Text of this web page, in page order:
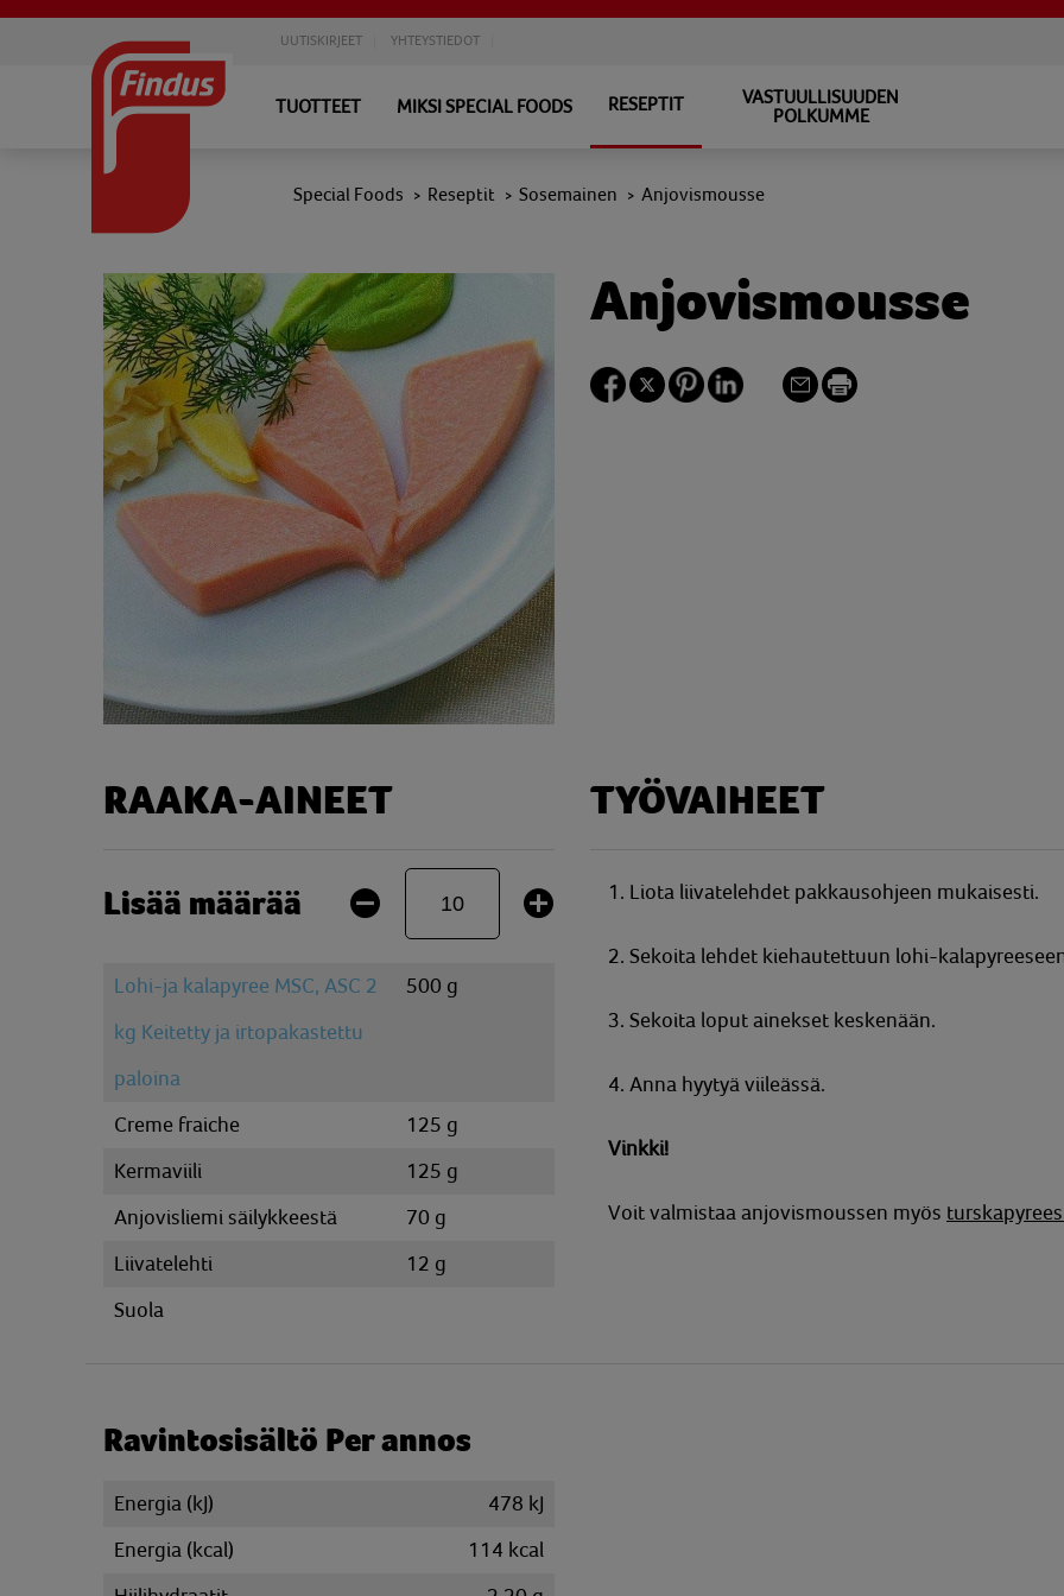
UUTISKIRJEET YHTEYSTIEDOT
TUOTTEET MIKSI SPECIAL FOODS RESEPTIT
VASTUULLISUUDEN
POLKUMME
Special Foods > Reseptit > Sosemainen > Anjovismousse
Anjovismousse
RAAKA-AINEET
Lisää määrää
Lohi-ja kalapyree MSC, ASC 2
kg Keitetty ja irtopakastettu
paloina
500 g
Creme fraiche
125 g
Kermaviili
125 g
Anjovisliemi säilykkeestä
70 g
Liivatelehti
12 g
Suola
TYÖVAIHEET
1. Liota liivatelehdet pakkausohjeen mukaisesti.
2. Sekoita lehdet kiehautettuun lohi-
3. Sekoita loput ainekset keskenään.
4. Anna hyytyä viileässä.
Vinkki!
Voit valmistaa anjovismoussen myös
Ravintosisältö Per annos
Energia (kJ)
478 kJ
Energia (kcal)
114 kcal